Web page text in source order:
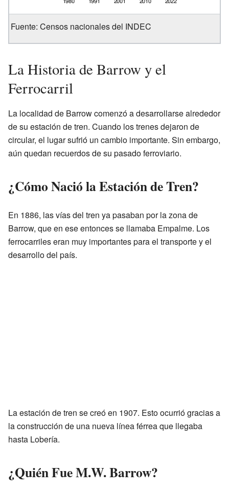
Fuente: Censos nacionales del INDEC
La Historia de Barrow y el
Ferrocarril
La localidad de Barrow comenzó a desarrollarse alrededor
de su estación de tren. Cuando los trenes dejaron de
circular, el lugar sufrió un cambio importante. Sin embargo,
aún quedan recuerdos de su pasado ferroviario.
¿Cómo Nació la Estación de Tren?
En 1886, las vías del tren ya pasaban por la zona de
Barrow, que en ese entonces se llamaba Empalme. Los
ferrocarriles eran muy importantes para el transporte y el
desarrollo del país.
La estación de tren se creó en 1907. Esto ocurrió gracias a
la construcción de una nueva línea férrea que llegaba
hasta Lobería.
¿Quién Fue M.W. Barrow?